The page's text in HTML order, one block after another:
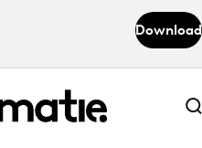
Download
Abonneer nu
Abonneer nu